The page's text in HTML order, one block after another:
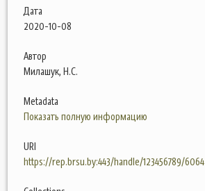
Дата
2020-10-08
Автор
Милашук, Н.С.
Metadata
Показать полную информацию
URI
https://rep.brsu.by:443/handle/123456789/6064